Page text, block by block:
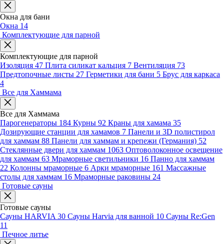
Окна для бани
Окна 14
Комплектующие для парной
Комплектующие для парной
Изоляция 47 Плита силикат кальция 7 Вентиляция 73
Предтопочные листы 27 Герметики для бани 5 Брус для каркаса
4
Все для Хаммама
Все для Хаммама
Парогенераторы 184 Курны 92 Краны для хамама 35
Дозирующие станции для хамамов 7 Панели и 3D полистирол
для хаммам 88 Панели для хаммам и крепежи (Германия) 52
Стеклянные двери для хаммам 1063 Оптоволоконное освещение
для хаммам 63 Мраморные светильники 16 Панно для хаммам
22 Колонны мраморные 6 Арки мраморные 161 Массажные
столы для хаммам 16 Мраморные раковины 24
Готовые сауны
Готовые сауны
Сауны HARVIA 30 Сауны Harvia для ванной 10 Сауны Re:Gen
11
Печное литье